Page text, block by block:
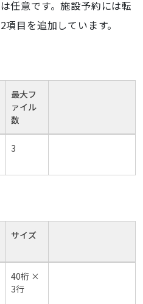
任意です。施設予約には転
目を追加しています。
最大フ
ァイル
数
3
サイズ
40桁 ×
3行